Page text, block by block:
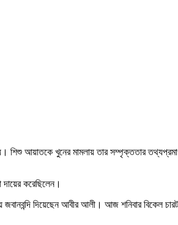
শিশু আয়াতকে খুনের মামলায় তার সম্পৃক্ততার
করেছিলেন।
দিয়েছেন আবীর আলী। আজ শনিবার বিকেল চারটা